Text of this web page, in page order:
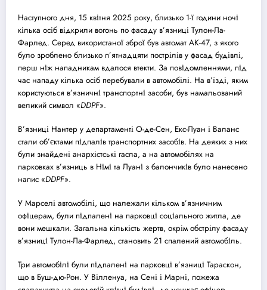
Наступного дня, 15 квітня 2025 року, близько 1-ї години ночі
кілька осіб відкрили вогонь по фасаду в’язниці Тулон-Ла-
Фарлед. Серед використаної зброї був автомат АК-47, з якого
було зроблено близько п’ятнадцяти пострілів у фасад будівлі,
перш ніж нападникам вдалося втекти. За повідомленнями, під
час нападу кілька осіб перебували в автомобілі. На в’їзді, яким
користуються в’язничні транспортні засоби, був намальований
великий символ «DDPF».
В’язниці Нантер у департаменті О-де-Сен, Екс-Луан і Валанс
стали об’єктами підпалів транспортних засобів. На деяких з них
були знайдені анархістські гасла, а на автомобілях на
парковках в’язниць в Німі та Луані з балончиків було нанесено
напис «DDPF».
У Марселі автомобілі, що належали кільком в’язничним
офіцерам, були підпалені на парковці соціального житла, де
вони мешкали. Загальна кількість жертв, окрім обстрілу фасаду
в’язниці Тулон-Ла-Фарлед, становить 21 спалений автомобіль.
Три автомобілі були підпалені на парковці в’язниці Тараскон,
що в Буш-дю-Рон. У Вілленуа, на Сені і Марні, пожежа